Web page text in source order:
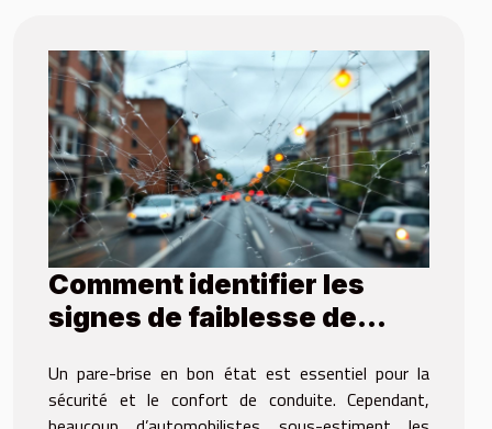
Comment identifier les
signes de faiblesse de
Un pare-brise en bon état est essentiel pour la
sécurité et le confort de conduite. Cependant,